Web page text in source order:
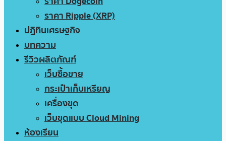
ราคา Ripple (XRP)
ปฏิทินเศรษฐกิจ
บทความ
รีวิวผลิตภัณฑ์
เว็บซื้อขาย
กระเป๋าเก็บเหรียญ
เครื่องขุด
เว็บขุดแบบ Cloud Mining
ห้องเรียน